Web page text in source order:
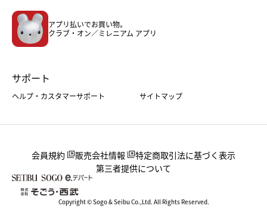
ホーム・キッチン＆アート
アプリ払いでお買い物。
クラブ・オン／ミレニアム アプリ
サポート
ヘルプ・カスタマーサポート サイトマップ
会員規約 販売会社情報
特定商取引法に基づく表示
第三者提供について
Copyright © Sogo & Seibu Co.,Ltd. All Rights Reserved.